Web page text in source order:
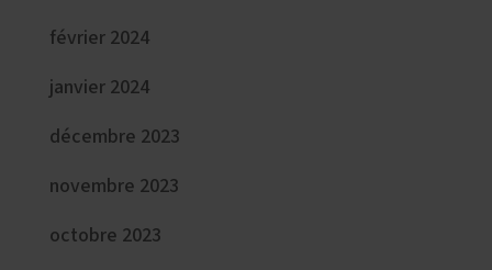
février 2024
janvier 2024
décembre 2023
novembre 2023
octobre 2023